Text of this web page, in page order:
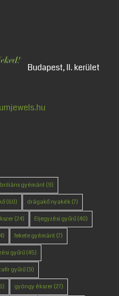
Budapest, II. kerület
briliáns gyémánt (9)
(60) drágakő nyakék(7)
(24) Eljegyzési gyűrű(40)
fekete gyémánt (7)
gyűrű(45)
gyűrű(9)
gyöngy ékszer(27)